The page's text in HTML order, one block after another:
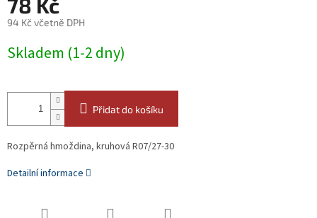
78 Kč
94 Kč včetně DPH
cena:
Skladem (1-2 dny)
Přidat do košíku
Rozpěrná hmoždina, kruhová R07/27-30
Detailní informace